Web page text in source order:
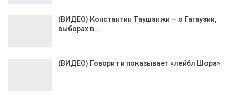
(ВИДЕО) Константин Таушанжи — о Гагаузии,
выборах в…
(ВИДЕО) Говорит и показывает «лейбл Шора»